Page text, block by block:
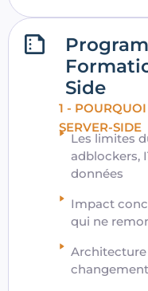
Side
1 -
SERVER-SIDE
Les limites
adblockers,
données
Impact
qui ne
Architecture